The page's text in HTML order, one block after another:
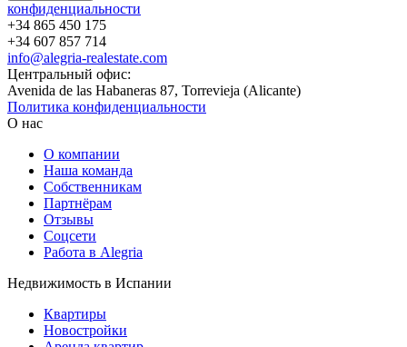
конфиденциальности
+34 865 450 175
+34 607 857 714
info@alegria-realestate.com
Центральный офис:
Avenida de las Habaneras 87, Torrevieja (Alicante)
Политика конфиденциальности
О нас
О компании
Наша команда
Собственникам
Партнёрам
Отзывы
Соцсети
Работа в Alegria
Недвижимость в Испании
Квартиры
Новостройки